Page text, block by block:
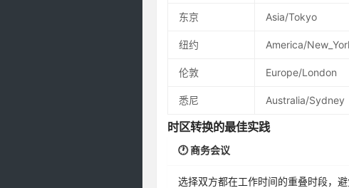
东京 Asia/Tokyo
纽约 America/
伦敦 Europe/London
悉尼 Australia/Sydney
时区转换的最佳实践
🕐 商务会议
选择双方都在工作时间的重叠时段，避